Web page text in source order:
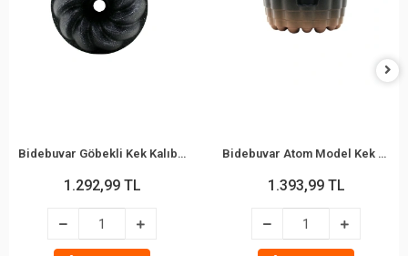
Bidebuvar Göbekli Kek Kalıbı - Fırıldak Model - Döküm Kalıp
1.292,99 TL
Bidebuvar Atom Model Kek Kalıbı - Döküm Kalıp - Göbekli
1.393,99 TL